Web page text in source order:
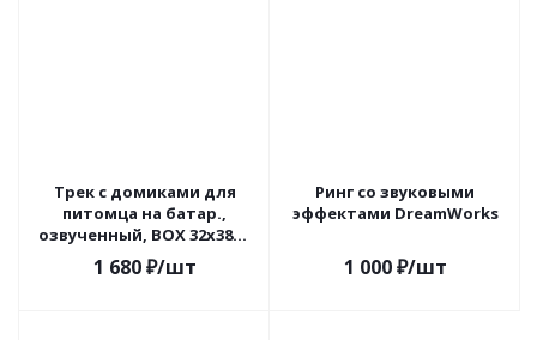
Трек с домиками для
питомца на батар.,
озвученный, BOX 32х38х8
см, 4 вида, арт. CH-8802.
1 680₽/шт
Ринг со звуковыми
эффектами DreamWorks
1 000₽/шт